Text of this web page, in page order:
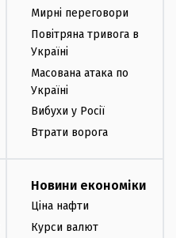
Мирні переговори
Повітряна тривога в
Україні
Масована атака по
Україні
Вибухи у Росії
Втрати ворога
Новини економіки
Ціна нафти
Курси валют